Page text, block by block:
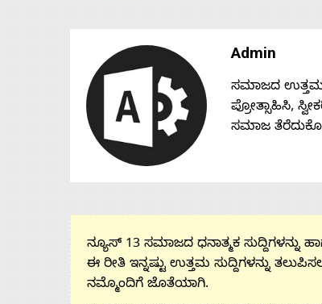
Admin
ಸಮಾಜದ ಉತ್ತಮ
ಪ್ರೋತ್ಸಾಹಿಸಿ,
ಸಮಾಜ
ನ್ಯೂಸ್ 13 ಸಮಾಜದ ಧನಾತ್ಮಕ ಸುದ್ದಿಗಳನ್ನು
ಈ ರೀತಿ ಇನ್ನಷ್ಟು ಉತ್ತಮ ಸುದ್ದಿಗಳನ್ನು
ನಮ್ಮೊಂದಿಗೆ ಜೊತೆಯಾಗಿ.